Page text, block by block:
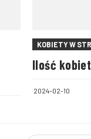
KOBIETY W
Ilość
2024-02-10